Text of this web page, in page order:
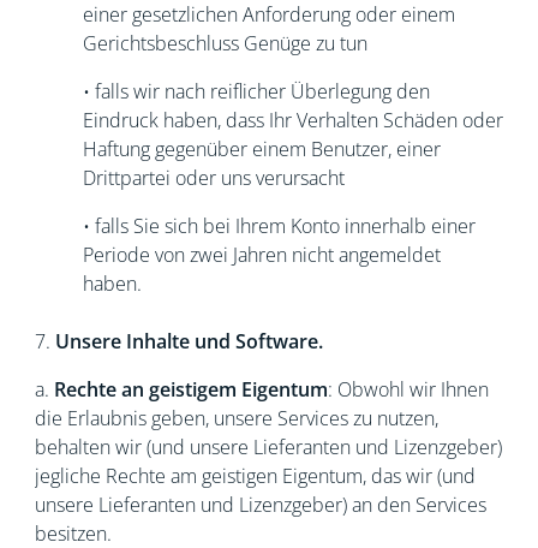
einer gesetzlichen Anforderung oder einem
Gerichtsbeschluss Genüge zu tun
• falls wir nach reiflicher Überlegung den
Eindruck haben, dass Ihr Verhalten Schäden oder
Haftung gegenüber einem Benutzer, einer
Drittpartei oder uns verursacht
• falls Sie sich bei Ihrem Konto innerhalb einer
Periode von zwei Jahren nicht angemeldet
haben.
7. Unsere Inhalte und Software.
a. Rechte an geistigem Eigentum: Obwohl wir Ihnen
die Erlaubnis geben, unsere Services zu nutzen,
behalten wir (und unsere Lieferanten und Lizenzgeber)
jegliche Rechte am geistigen Eigentum, das wir (und
unsere Lieferanten und Lizenzgeber) an den Services
besitzen.